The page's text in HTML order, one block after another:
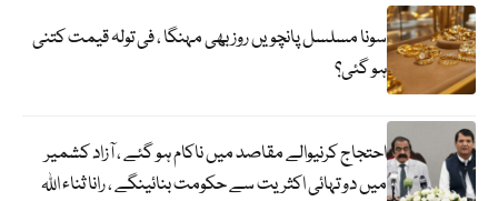
سونا مسلسل پانچویں روز بھی مہنگا ، فی تولہ قیمت کتنی
ہو گئی؟
احتجاج کرنیوالے مقاصد میں ناکام ہو گئے ، آزاد کشمیر
میں دو تہائی اکثریت سے حکومت بنائینگے ، رانا ثناء اللہ